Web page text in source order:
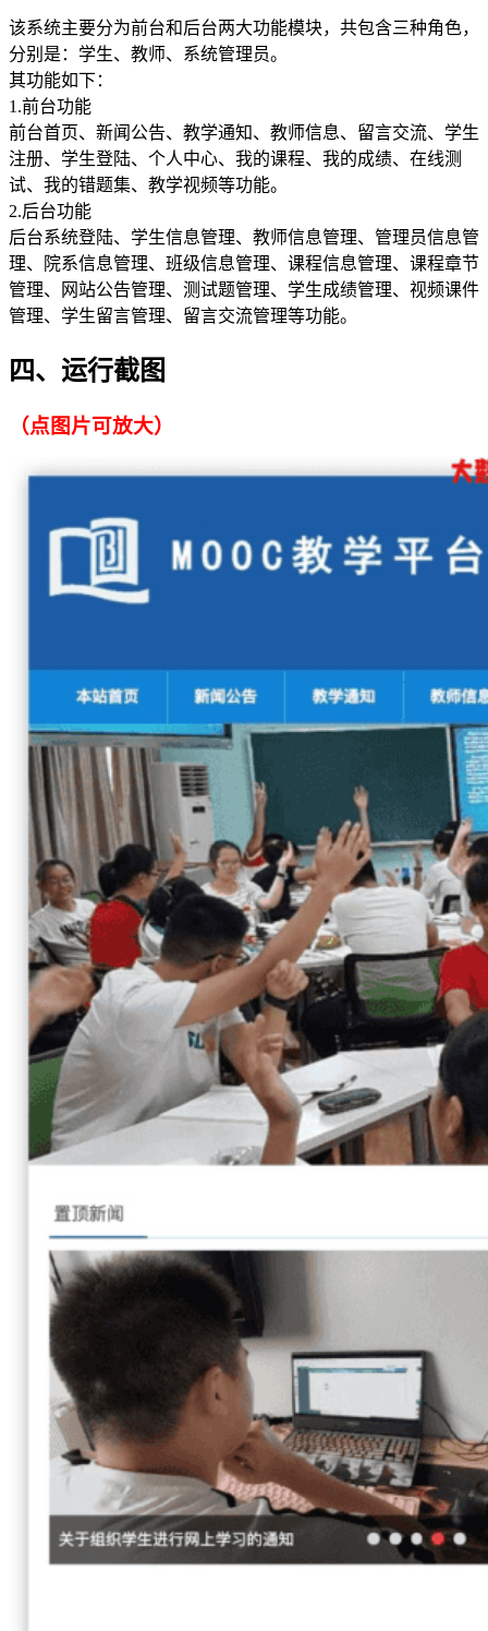
该系统主要分为前台和后台两大功能模块，共包含三种角色，
分别是：学生、教师、系统管理员。
其功能如下：
1.前台功能
前台首页、新闻公告、教学通知、教师信息、留言交流、学生
注册、学生登陆、个人中心、我的课程、我的成绩、在线测
试、我的错题集、教学视频等功能。
2.后台功能
后台系统登陆、学生信息管理、教师信息管理、管理员信息管
理、院系信息管理、班级信息管理、课程信息管理、课程章节
管理、网站公告管理、测试题管理、学生成绩管理、视频课件
管理、学生留言管理、留言交流管理等功能。
四、运行截图
（点图片可放大）